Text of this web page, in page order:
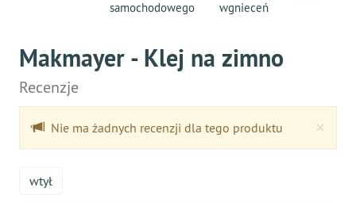
samochodowego
wgnieceń
Makmayer - Klej na zimno
Recenzje
×
Nie ma żadnych recenzji dla tego produktu
wtył